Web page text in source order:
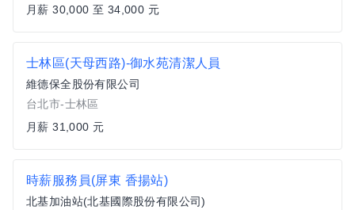
月薪 30,000 至 34,000 元
士林區(天母西路)-御水苑清潔人員
維德保全股份有限公司
台北市-士林區
月薪 31,000 元
時薪服務員(屏東 香揚站)
北基加油站(北基國際股份有限公司)